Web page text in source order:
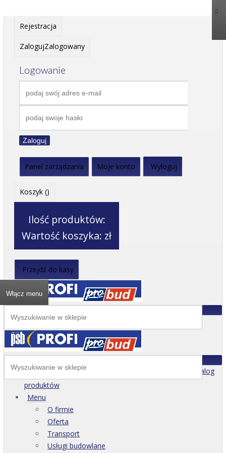
Rejestracja
ZalogujZalogowany
Logowanie
Zaloguj
Panel zarządzania Moje konto Wyloguj
Koszyk ()
Ilość produktów:
Wartość koszyka: zł
Przejdź do kasy
Włącz menu
Katalog
produktów
Menu
O firmie
Oferta
Transport
Usługi budowlane